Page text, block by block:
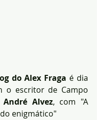
do Alex Fraga é dia
o escritor de Campo
André Alvez, com "A
enigmático"